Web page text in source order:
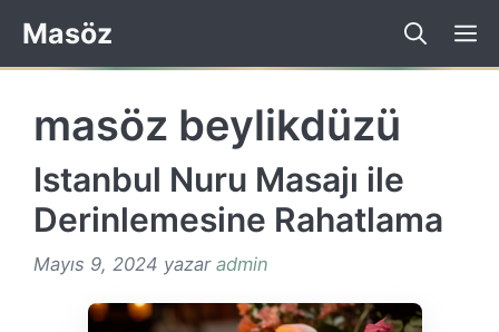
İçeriğe
atla
Masöz
masöz beylikdüzü
Istanbul Nuru Masajı ile
Derinlemesine Rahatlama
Mayıs 9, 2024 yazar admin